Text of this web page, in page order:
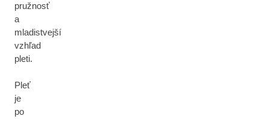
pružnosť
a
mladistvejší
vzhľad
pleti.
Pleť
je
po